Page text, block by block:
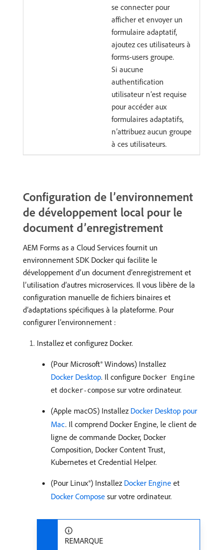
se connecter pour
afficher et envoyer un
formulaire adaptatif,
ajoutez ces utilisateurs à
forms-users groupe.
Si aucune
authentification
utilisateur n’est requise
pour accéder aux
formulaires adaptatifs,
n’attribuez aucun groupe
à ces utilisateurs.
Configuration de l’environnement
de développement local pour le
document d’enregistrement
AEM Forms as a Cloud Services fournit un
environnement SDK Docker qui facilite le
développement d’un document d’enregistrement et
l’utilisation d’autres microservices. Il vous libère de la
configuration manuelle de fichiers binaires et
d’adaptations spécifiques à la plateforme. Pour
configurer l’environnement :
Installez et configurez Docker.
(Pour Microsoft® Windows) Installez
Docker Desktop. Il configure Docker Engine
et docker-compose sur votre ordinateur.
(Apple macOS) Installez Docker Desktop pour
Mac. Il comprend Docker Engine, le client de
ligne de commande Docker, Docker
Composition, Docker Content Trust,
Kubernetes et Credential Helper.
(Pour Linux®) Installez Docker Engine et
Docker Compose sur votre ordinateur.
REMARQUE